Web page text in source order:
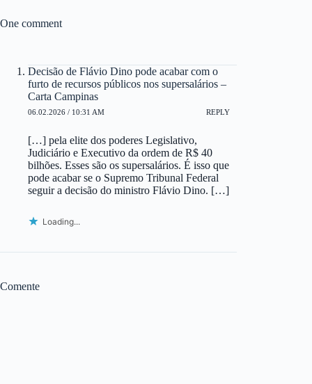
One comment
Decisão de Flávio Dino pode acabar com o
furto de recursos públicos nos supersalários –
Carta Campinas
06.02.2026 / 10:31 AM REPLY
[…] pela elite dos poderes Legislativo,
Judiciário e Executivo da ordem de R$ 40
bilhões. Esses são os supersalários. É isso que
pode acabar se o Supremo Tribunal Federal
seguir a decisão do ministro Flávio Dino. […]
Loading...
Comente